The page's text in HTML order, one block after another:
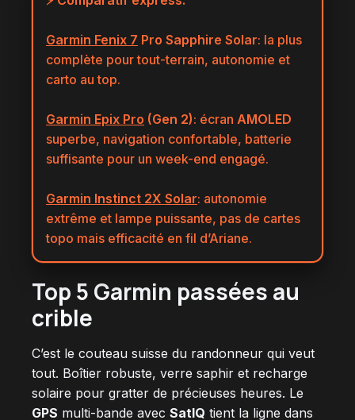
Garmin Fenix 7 Pro Sapphire Solar: la plus
complète pour tout-terrain, autonomie et
carto au top.
Garmin Epix Pro (Gen 2): écran AMOLED
superbe, navigation confortable, batterie
suffisante pour un week-end engagé.
Garmin Instinct 2X Solar: autonomie
extrême et lampe puissante, pas de cartes
topo mais efficacité en fil d’Ariane.
Top 5 Garmin passées au
crible
C’est le couteau suisse du randonneur qui veut
tout. Boîtier robuste, verre saphir et recharge
solaire pour gratter de précieuses heures. Le
GPS multi-bande avec SatIQ tient la ligne dans